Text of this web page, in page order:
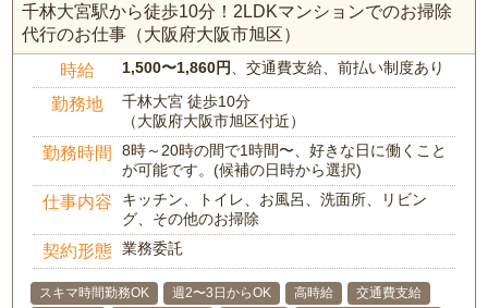
千林大宮駅から徒歩10分！2LDKマンションでのお掃除
代行のお仕事（大阪府大阪市旭区）
時給 1,500〜1,860円 、交通費支給、前払い制度あり
勤務地
千林大宮 徒歩10分
（大阪府大阪市旭区付近）
勤務時間
8時～20時の間で1時間〜、好きな日に働くこと
が可能です。(候補の日時から選択)
仕事内容
キッチン、トイレ、お風呂、洗面所、リビン
グ、その他のお掃除
契約形態 業務委託
スキマ時間勤務OK 週2〜3日からOK 高時給
交通費支給